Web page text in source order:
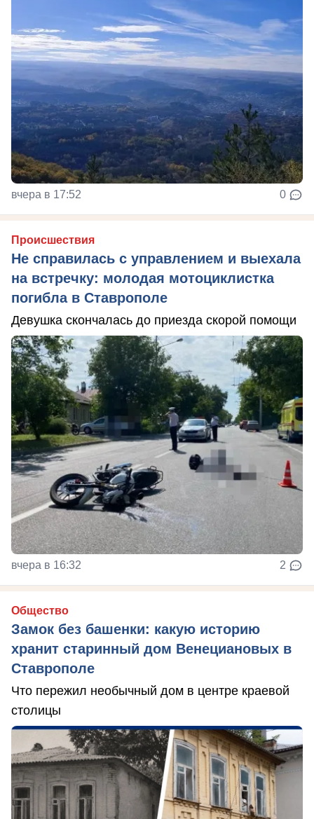
вчера в 17:52 0
Происшествия
Не справилась с управлением и выехала
на встречку: молодая мотоциклистка
погибла в Ставрополе
Девушка скончалась до приезда скорой помощи
вчера в 16:32 2
Общество
Замок без башенки: какую историю
хранит старинный дом Венециановых в
Ставрополе
Что пережил необычный дом в центре краевой
столицы